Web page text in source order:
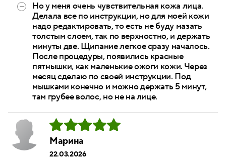
Но у меня очень чувствительная кожа лица.
Делала все по инструкции, но для моей кожи
надо редактировать, то есть не буду мазать
толстым слоем, так по верхностно, и держать
минуты две. Щипание легкое сразу началось.
После процедуры, появились красные
пятнышки, как маленькие ожоги кожи. Через
месяц сделаю по своей инструкции. Под
мышками конечно и можно держать 5 минут,
там грубее волос, но не на лице.
Марина
22.03.2026